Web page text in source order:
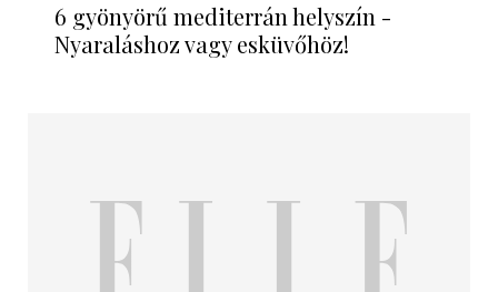
6 gyönyörű mediterrán helyszín -
Nyaraláshoz vagy esküvőhöz!